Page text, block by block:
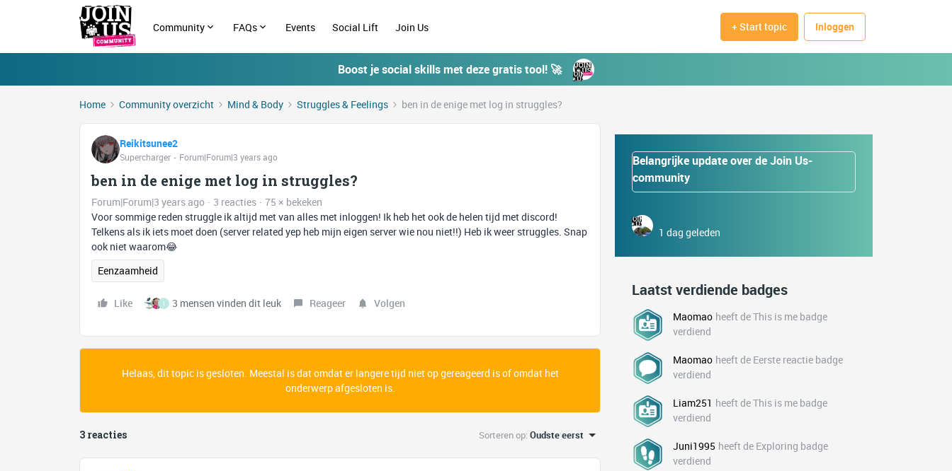
Community FAQs Events Social Lift Join Us + Start topic Inloggen
Boost je social skills met deze gratis tool! 🚀
Home Community overzicht Mind & Body Struggles & Feelings ben in de enige met log in struggles?
Reikitsunee2
Supercharger Forum|Forum|3 years ago
ben in de enige met log in struggles?
Forum|Forum|3 years ago 3 reacties
75 × bekeken
Voor sommige reden struggle ik altijd met van alles met inloggen! Ik heb het ook de helen tijd met discord!
Telkens als ik iets moet doen (server related yep heb mijn eigen server wie nou niet!!) Heb ik weer struggles. Snap
ook niet waarom😂
Eenzaamheid
Like I 3 mensen vinden dit leuk Reageer Volgen
Helaas, dit topic is gesloten. Meestal is dat omdat er langere tijd niet op gereageerd is of omdat het
onderwerp afgesloten is.
3 reacties Sorteren op:Oudste eerst
Belangrijke update over de Join Us-
community
1 dag geleden
Laatst verdiende badges
Maomao heeft de This is me badge
verdiend
Maomao heeft de Eerste reactie badge
verdiend
Liam251 heeft de This is me badge
verdiend
Juni1995 heeft de Exploring badge
verdiend